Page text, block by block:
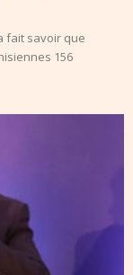
fait savoir que
156